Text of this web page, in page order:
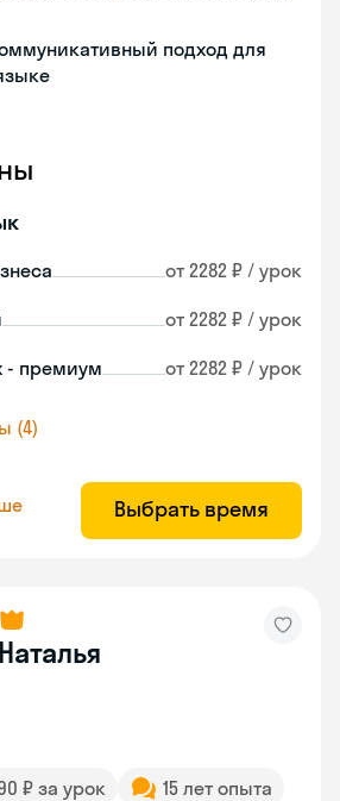
подход для
от 2282 ₽ / урок
от 2282 ₽ / урок
- премиум от 2282 ₽ / урок
(4)
Выбрать время
Наталья
₽ за урок
15 лет опыта